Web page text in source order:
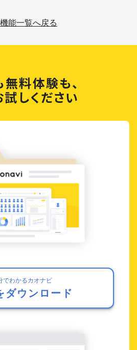
機能一覧へ戻る
料体験も、
しください
でわかるカオナビ
ダウンロード